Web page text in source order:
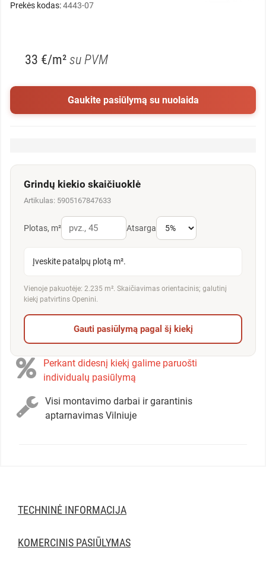
Prekės kodas:4443-07
33 €/m² su PVM
Gaukite pasiūlymą su nuolaida
Grindų kiekio skaičiuoklė
Artikulas: 5905167847633
Plotas, m² Atsarga
Įveskite patalpų plotą m².
Vienoje pakuotėje: 2.235 m². Skaičiavimas orientacinis; galutinį
kiekį patvirtins Openini.
Gauti pasiūlymą pagal šį kiekį
Perkant didesnį kiekį galime paruošti
individualų pasiūlymą
Visi montavimo darbai ir garantinis
aptarnavimas Vilniuje
TECHNINĖ INFORMACIJA
KOMERCINIS PASIŪLYMAS